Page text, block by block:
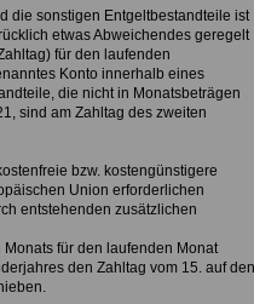
die sonstigen Entgeltbestandteile ist
etwas Abweichendes geregelt
für den laufenden
Konto innerhalb eines
die nicht in Monatsbeträgen
sind am Zahltag des zweiten
bzw. kostengünstigere
Union erforderlichen
entstehenden zusätzlichen
für den laufenden Monat
den Zahltag vom 15. auf den